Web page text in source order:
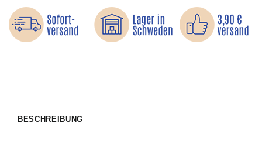
BESCHREIBUNG